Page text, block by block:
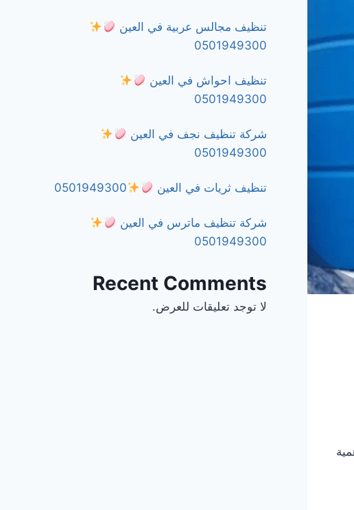
تنظيف مجالس عربية في العين
0501949300
تنظيف احواش في العين
0501949300
شركة تنظيف نجف في العين
0501949300
تنظيف ثريات في العين 0501949300
شركة تنظيف ماترس في العين
0501949300
Recent Comments
لا توجد تعليقات للعرض.